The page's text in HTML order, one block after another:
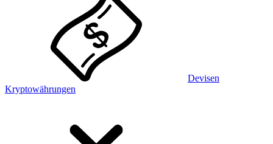
Devisen
Kryptowährungen